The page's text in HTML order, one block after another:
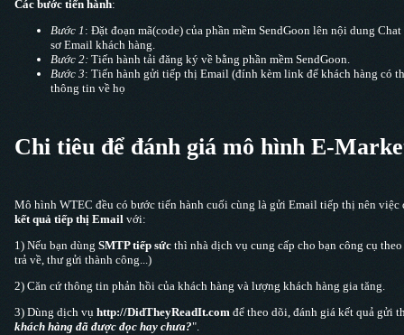
Các bước tiến hành:
Bước 1 : Đặt đoạn mã(code) của phần mềm SendGoon lên nội dung
sơ Email khách hàng.
Bước 2: Tiến hành tải đăng ký về bằng phần mềm SendGoon.
Bước 3: Tiến hành gửi tiếp thị Email (đính kèm link để khách hàng có
thông tin về họ
Chi tiêu để đánh giá mô hình E-
Mô hình WTEC đều có bước tiến hành cuối cùng là gửi Email tiếp thị nên việc
kết quả tiếp thị Email với:
1) Nếu bạn dùng SMTP tiếp sức thì nhà dịch vụ cung cấp cho bạn công cụ
trả về, thư gửi thành công...)
2) Căn cứ thông tin phản hồi của khách hàng và lượng khách hàng gia tăng.
3) Dùng dịch vụ http://DidTheyReadIt.com để theo dõi, đánh giá kết quả gửi
khách hàng đã được đọc hay chưa?".